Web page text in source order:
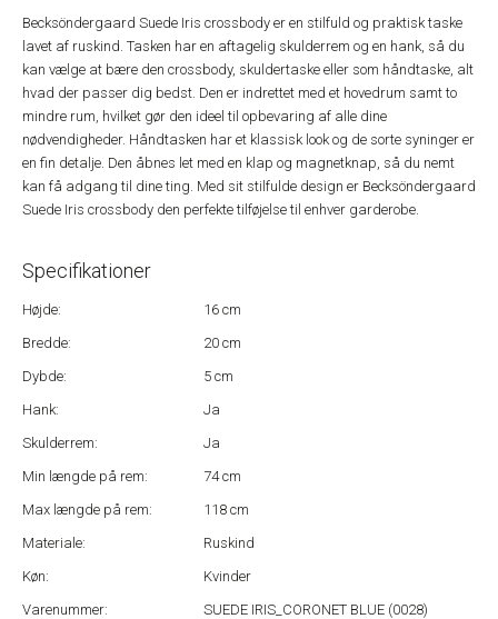
Becksöndergaard Suede Iris crossbody er en stilfuld og praktisk taske
lavet af ruskind. Tasken har en aftagelig skulderrem og en hank, så du
kan vælge at bære den crossbody, skuldertaske eller som håndtaske, alt
hvad der passer dig bedst. Den er indrettet med et hovedrum samt to
mindre rum, hvilket gør den ideel til opbevaring af alle dine
nødvendigheder. Håndtasken har et klassisk look og de sorte syninger er
en fin detalje. Den åbnes let med en klap og magnetknap, så du nemt
kan få adgang til dine ting. Med sit stilfulde design er Becksöndergaard
Suede Iris crossbody den perfekte tilføjelse til enhver garderobe.
Specifikationer
Højde:
16 cm
Bredde:
20 cm
Dybde:
5 cm
Hank:
Ja
Skulderrem:
Ja
Min længde på rem:
74 cm
Max længde på rem:
118 cm
Materiale:
Ruskind
Køn:
Kvinder
Varenummer:
SUEDE IRIS_CORONET BLUE (0028)